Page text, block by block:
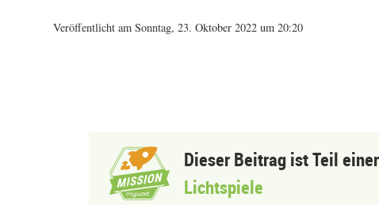
Veröffentlicht am Sonntag, 23. Oktober 2022 um 20:20
Dieser Beitrag ist Teil
Lichtspiele